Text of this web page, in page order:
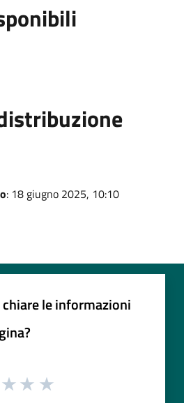
: 18 giugno 2025, 10:10
le informazioni